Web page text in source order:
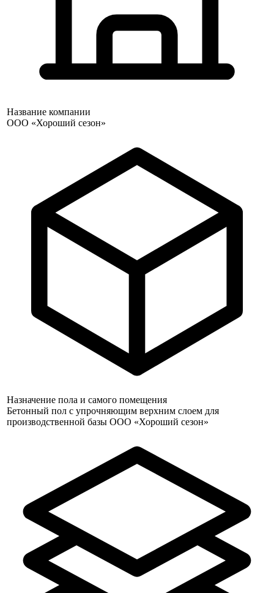
Название компании
ООО «Хороший сезон»
Назначение пола и самого помещения
Бетонный пол с упрочняющим верхним слоем для
производственной базы ООО «Хороший сезон»